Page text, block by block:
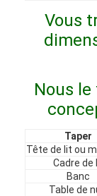
Nouvelles
Les affaires
Les
Causez
Meubles
Vous
Nous
Taper
Tête de lit ou
Cadre de
Banc
Table de